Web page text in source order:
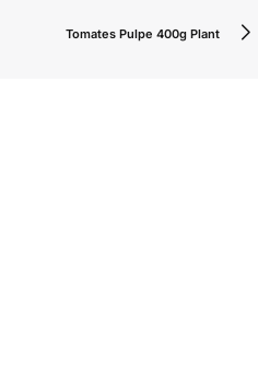
Tomates Pulpe 400g Plant